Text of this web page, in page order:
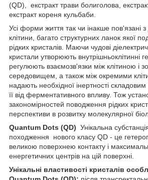
(QD), екстракт трави болиголова,
екстракт кореня кульбаби.
Усі форми життя так чи інакше пов'язані з
клітини, багато структурних ланок якої
рідких кристалів. Маючи чудові
кристали утворюють внутрішньоклітинні
регулюють взаємозв'язки між клітиною і
середовищем, а також між окремими
надають необ­хідної інертності
її від фермента­тивного впливу. Тож
закономірностей поводження рідких
перспективи в розвитку молеку­лярної
Quantum Dots (QD) Унікальна
походження нового класу QD - це
великою поверхнею контакту і
енергетичних центрів на цій поверхні.
Унікальні властивості кристалів